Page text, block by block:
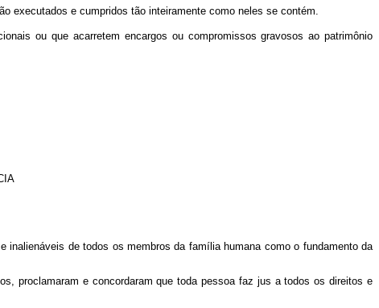
executados e cumpridos tão inteiramente como neles se contém.
ou que acarretem encargos ou compromissos gravosos ao patrimônio
de todos os membros da família humana como o fundamento da
proclamaram e concordaram que toda pessoa faz jus a todos os direitos e